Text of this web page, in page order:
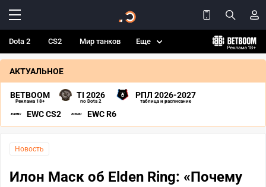
Dota 2 CS2 Мир танков Еще
АКТУАЛЬНОЕ
BETBOOM
Реклама 18+
TI 2026
по Dota 2
РПЛ 2026-2027
таблица и расписание
EWC CS2 EWC R6
Новость
Илон Маск об Elden Ring: «Почему